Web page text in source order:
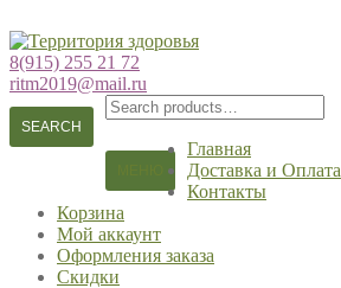
Перейти
к
навигации
Перейти
к
содержимому
8(915) 255 21 72
ritm2019@mail.ru
Search
for:
SEARCH
Главная
Доставка и Оплата
Контакты
Корзина
Мой аккаунт
Оформления заказа
Скидки